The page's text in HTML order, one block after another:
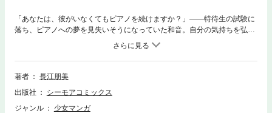
「あなたは、彼がいなくてもピアノを続けますか？」――特待生の試験に
落ち、ピアノへの夢を見失いそうになっていた和音。自分の気持ちを弘之
にも話せず、落ち込む彼女を救ったのは、超美人と噂の弘之の彼女・志穂
の演奏だった。自分のピアノへの想いを再確認した和音は、弘之のフラン
ス留学について行こうとするが……。ピアノと本気で向き合う和音に、と
うとうショパンさんが本気を出した！？ 幼い頃から憧れ、追いかけ続けた
するソワレ】※この作品は、「君のために弾くショパン【特装版】」第3巻
に収録されています。
著者
長江朋美
出版社
シーモアコミックス
ジャンル
少女マンガ